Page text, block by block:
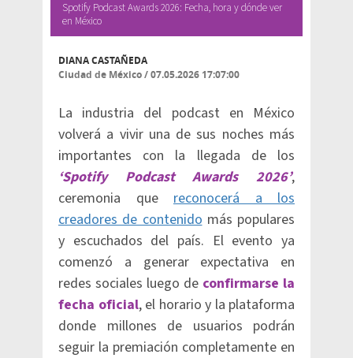
Spotify Podcast Awards 2026: Fecha, hora y dónde ver
en México
DIANA CASTAÑEDA
Ciudad de México/07.05.2026 17:07:00
La industria del podcast en México
volverá a vivir una de sus noches más
importantes con la llegada de los
‘Spotify Podcast Awards 2026’,
ceremonia que reconocerá a los
creadores de contenidomás populares
y escuchados del país. El evento ya
comenzó a generar expectativa en
redes sociales luego de confirmarse la
fecha oficial, el horario y la plataforma
donde millones de usuarios podrán
seguir la premiación completamente en